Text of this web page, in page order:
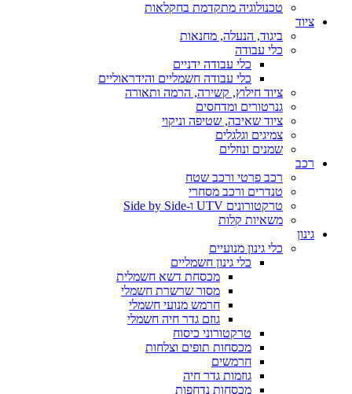
טכנולוגיה מתקדמת בחקלאות
ציוד
ביגוד, הנעלה, מחנאות
כלי עבודה
כלי עבודה ידניים
כלי עבודה חשמליים והידראוליים
ציוד חילוץ, קשירה, הרמה ותאורה
גנרטורים ומדחסים
ציוד שאיבה, שטיפה וניקוי
צמיגים וגלגלים
שמנים ונוזלים
רכב
רכב פרטי ורכב שטח
טנדרים ורכב מסחרי
טרקטורונים UTV ו-Side by Side
משאיות קלות
גינון
כלי גינון מנועיים
כלי גינון חשמליים
מכסחת דשא חשמלית
מסור שרשרת חשמלי
חרמש מנועי חשמלי
גוזם גדר חיה חשמלי
טרקטורוני כיסוח
מכסחות תופים וצלחות
חרמשים
גוזמות גדר חיה
מכסחות נדחפות